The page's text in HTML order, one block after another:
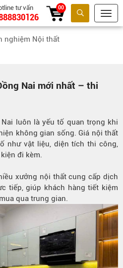
Tìm kiếm
tư vấn 00
nghiệm Nội thất
Nai mới nhất – thi
luôn là yếu tố quan trọng khi
không gian sống. Giá nội thất
như vật liệu, diện tích thi công,
đi kèm.
xưởng nội thất cung cấp dịch
tiếp, giúp khách hàng tiết kiệm
qua trung gian.